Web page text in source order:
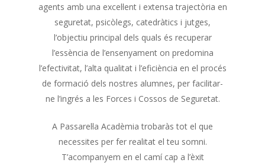
agents amb una excel·lent i extensa trajectòria en
seguretat, psicòlegs, catedràtics i jutges,
l’objectiu principal dels quals és recuperar
l’essència de l’ensenyament on predomina
l’efectivitat, l’alta qualitat i l’eficiència en el procés
de formació dels nostres alumnes, per facilitar-
ne l’ingrés a les Forces i Cossos de Seguretat.
A Passarel·la Acadèmia trobaràs tot el que
necessites per fer realitat el teu somni.
T’acompanyem en el camí cap a l’èxit